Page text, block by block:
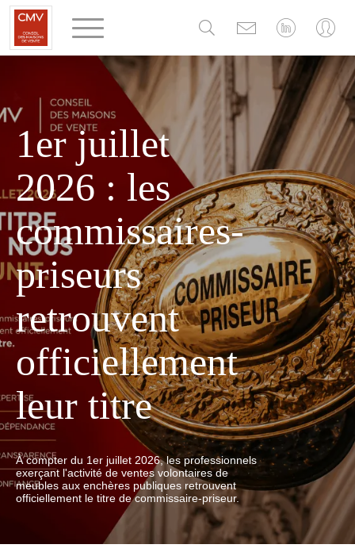
1er juillet
2026 : les
commissaires-
priseurs
retrouvent
officiellement
leur titre
À compter du 1er juillet 2026, les professionnels
exerçant l'activité de ventes volontaires de
meubles aux enchères publiques retrouvent
officiellement le titre de commissaire-priseur.
Panneau de gestion des cookies